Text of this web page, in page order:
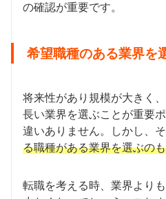
の確認が重要です。
希望職種のある業界を
将来性があり規模が大きく
長い業界を選ぶことが重要
違いありません。しかし、
る職種がある業界を選ぶの
転職を考える時、業界より